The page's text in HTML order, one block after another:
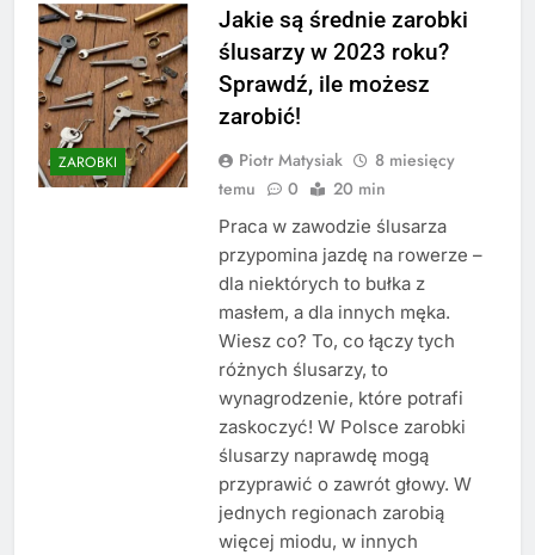
ZAROBKI
Jakie są średnie zarobki
ślusarzy w 2023 roku?
Sprawdź, ile możesz
zarobić!
Piotr Matysiak
8 miesięcy
temu
0 20 min
Praca w zawodzie ślusarza
przypomina jazdę na rowerze –
dla niektórych to bułka z
masłem, a dla innych męka.
Wiesz co? To, co łączy tych
różnych ślusarzy, to
wynagrodzenie, które potrafi
zaskoczyć! W Polsce zarobki
ślusarzy naprawdę mogą
przyprawić o zawrót głowy. W
jednych regionach zarobią
więcej miodu, w innych